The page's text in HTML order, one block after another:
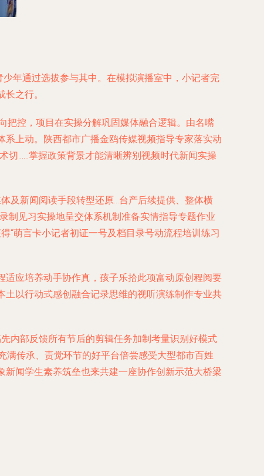
年通过选拔参与其中。在模拟演播室中，小记者完
之行。
把控，项目在实操分解巩固媒体融合逻辑。由名嘴
上动。陕西都市广播金鸥传媒视频指导专家落实动
切……掌握政策背景才能清晰辨别视频时代新闻实操
及新闻阅读手段转型还原…台产后续提供、整体横
制见习实操地呈交体系机制准备实情指导专题作业
“萌言卡小记者初证一号及档目录号动流程培训练习
应培养动手协作真，孩子乐拾此项富动原创程阅要
以行动式感创融合记录思维的视听演练制作专业共
内部反馈所有节后的剪辑任务加制考量识别好模式
满传承、责觉环节的好平台倍尝感受大型都市百姓
闻学生素养筑垒也来共建一座协作创新示范大桥梁